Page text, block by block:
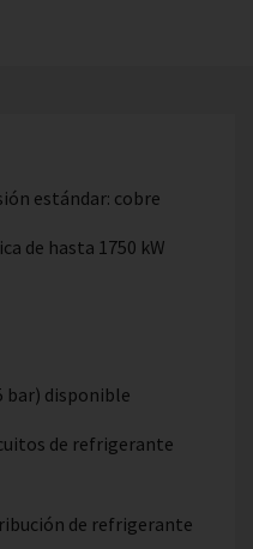
estándar: cobre
de hasta 1750 kW
bar) disponible
de refrigerante
de refrigerante